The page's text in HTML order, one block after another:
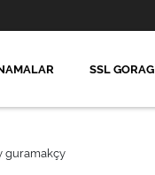
SSL GORAG
guramakçy